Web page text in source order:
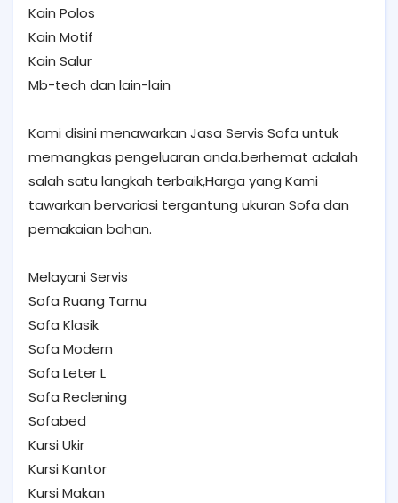
Kain Polos
Kain Motif
Kain Salur
Mb-tech dan lain-lain
Kami disini menawarkan Jasa Servis Sofa untuk
memangkas pengeluaran anda.berhemat adalah
salah satu langkah terbaik,Harga yang Kami
tawarkan bervariasi tergantung ukuran Sofa dan
pemakaian bahan.
Melayani Servis
Sofa Ruang Tamu
Sofa Klasik
Sofa Modern
Sofa Leter L
Sofa Reclening
Sofabed
Kursi Ukir
Kursi Kantor
Kursi Makan